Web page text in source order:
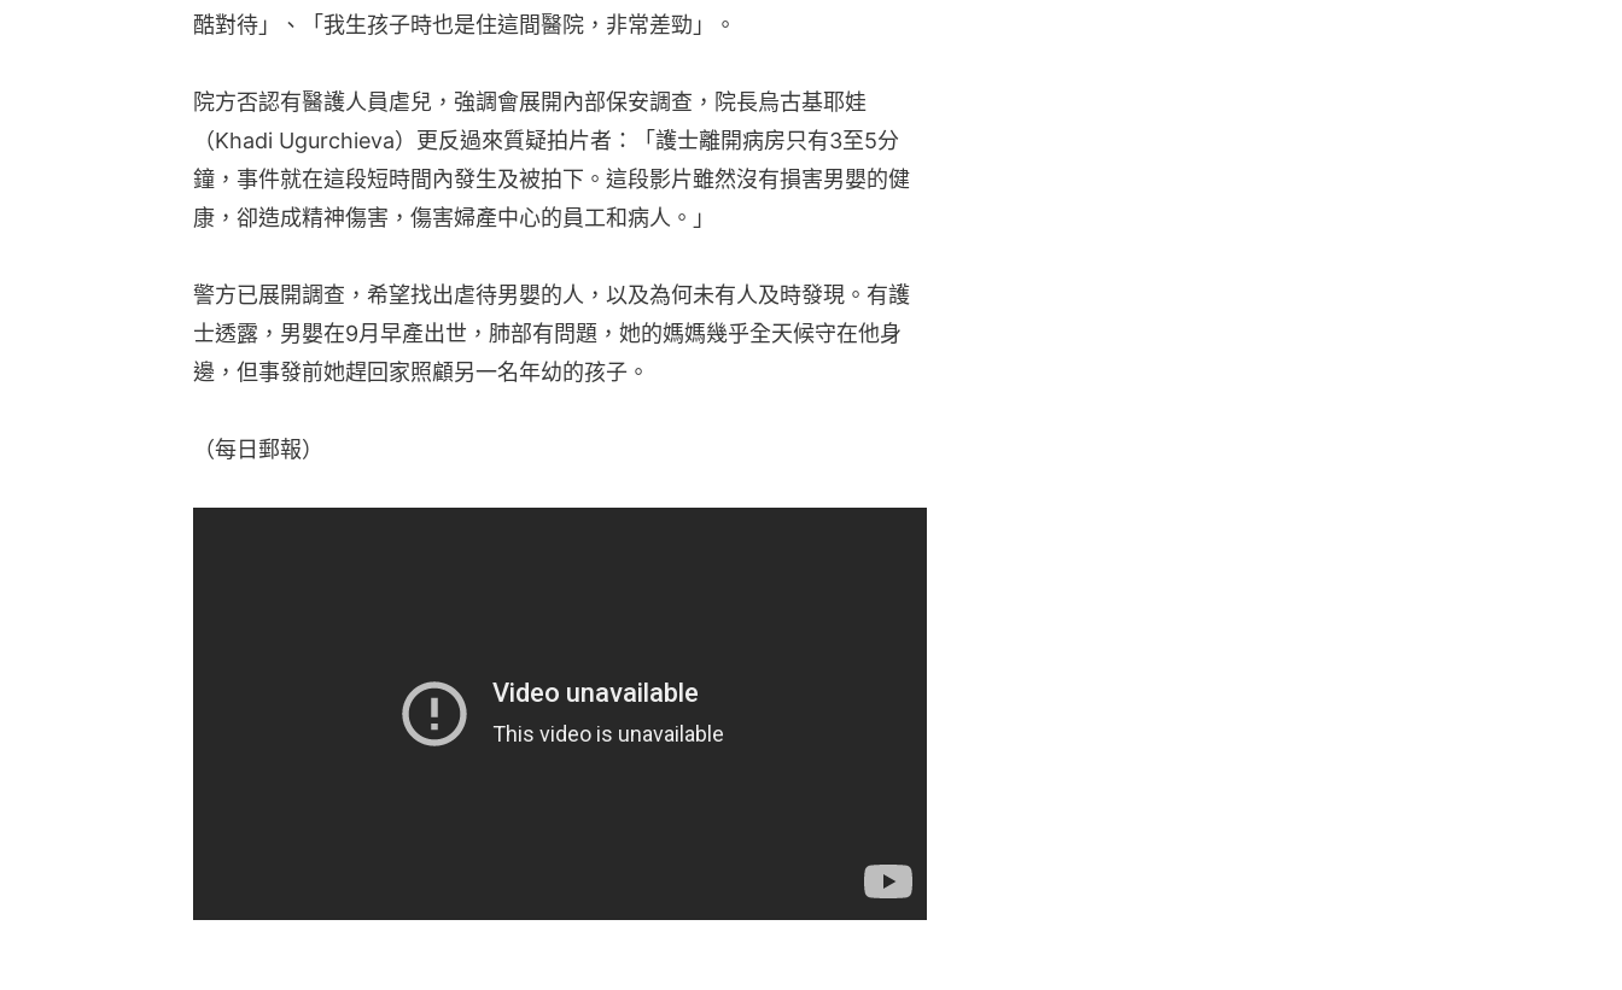
酷對待」、「我生孩子時也是住這間醫院，非常差勁」。
院方否認有醫護人員虐兒，強調會展開內部保安調查，院長烏古基耶娃
（Khadi Ugurchieva）更反過來質疑拍片者：「護士離開病房只有3至5分
鐘，事件就在這段短時間內發生及被拍下。這段影片雖然沒有損害男嬰的健
康，卻造成精神傷害，傷害婦產中心的員工和病人。」
警方已展開調查，希望找出虐待男嬰的人，以及為何未有人及時發現。有護
士透露，男嬰在9月早產出世，肺部有問題，她的媽媽幾乎全天候守在他身
邊，但事發前她趕回家照顧另一名年幼的孩子。
（每日郵報）